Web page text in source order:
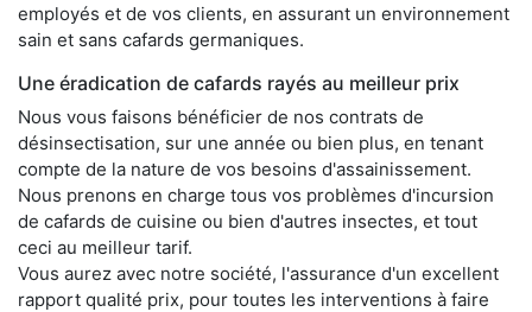
employés et de vos clients, en assurant un environnement
sain et sans cafards germaniques.
Une éradication de cafards rayés au meilleur prix
Nous vous faisons bénéficier de nos contrats de
désinsectisation, sur une année ou bien plus, en tenant
compte de la nature de vos besoins d'assainissement.
Nous prenons en charge tous vos problèmes d'incursion
de cafards de cuisine ou bien d'autres insectes, et tout
ceci au meilleur tarif.
Vous aurez avec notre société, l'assurance d'un excellent
rapport qualité prix, pour toutes les interventions à faire